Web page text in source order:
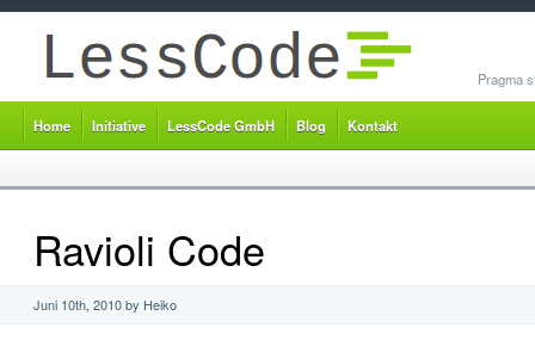
Pragma
Home Initiative LessCode GmbH Blog Kontakt
Ravioli Code
Juni 10th, 2010 by Heiko